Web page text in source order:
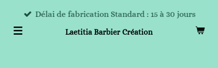
Passer
contenu
Laetitia Barbier Création
Délai de fabrication Standard : 15 à 30 jours